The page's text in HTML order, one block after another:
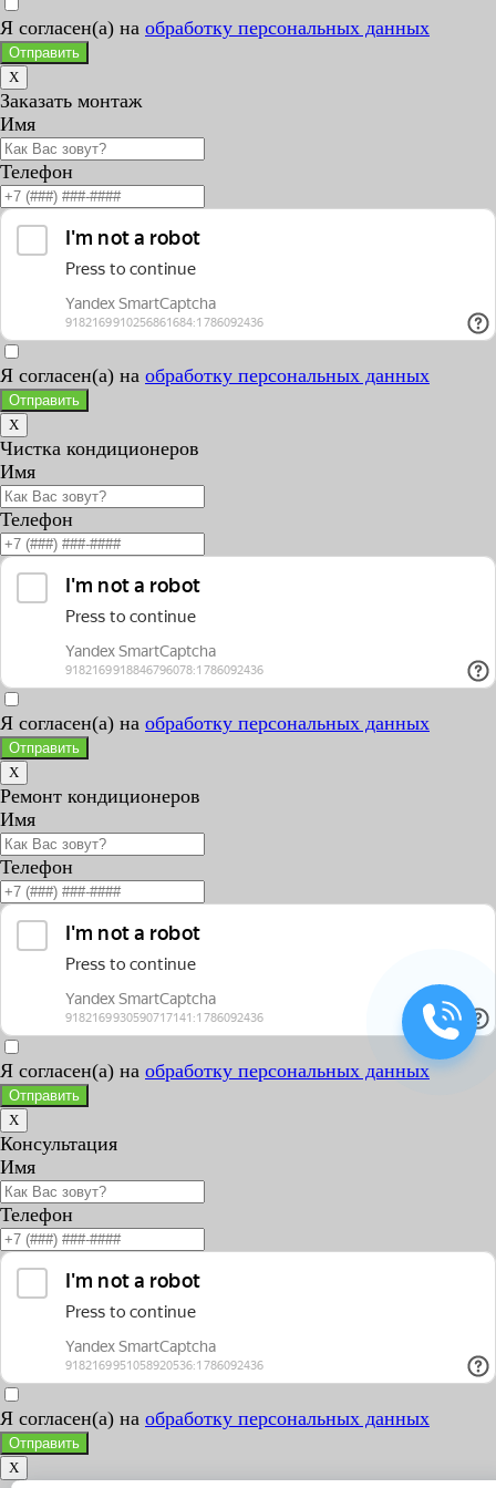
Я согласен(а) на обработку персональных данных
Отправить
X
Заказать монтаж
Имя
Телефон
Я согласен(а) на обработку персональных данных
Отправить
X
Чистка кондиционеров
Имя
Телефон
Я согласен(а) на обработку персональных данных
Отправить
X
Ремонт кондиционеров
Имя
Телефон
Я согласен(а) на обработку персональных данных
Отправить
X
Консультация
Имя
Телефон
Я согласен(а) на обработку персональных данных
Отправить
X